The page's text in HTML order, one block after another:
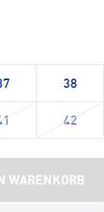
38
42
WARENKORB